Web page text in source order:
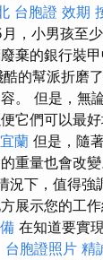
台胞證 效期
，小男孩至
棄的銀行裝甲
的幫派折磨
。 但是，無
它們可以最
蘭 但是，隨
重量也會改變
況下，值得強
展示您的工
在知道要實
台胞證照片 精